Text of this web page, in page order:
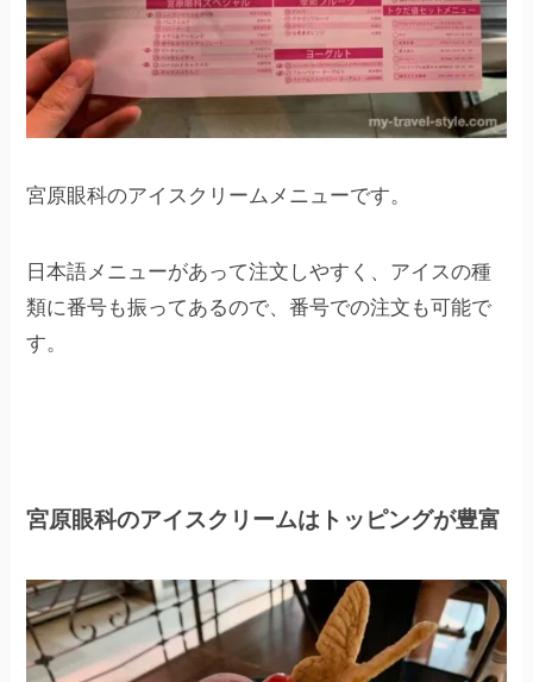
宮原眼科のアイスクリームメニューです。
日本語メニューがあって注文しやすく、アイスの種
類に番号も振ってあるので、番号での注文も可能で
す。
宮原眼科のアイスクリームはトッピングが豊富